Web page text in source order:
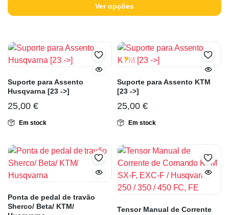
Ver opções
Suporte para Assento
Husqvarna [23 ->]
25,00 €
Em stock
Suporte para Assento KTM
[23 ->]
25,00 €
Em stock
Ponta de pedal de travão
Sherco/ Beta/ KTM/
Tensor Manual de Corrente